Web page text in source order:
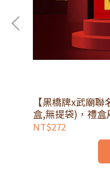
【黑橋牌x武廟
盒,無提袋)，禮盒
折)(常溫)
NT$272